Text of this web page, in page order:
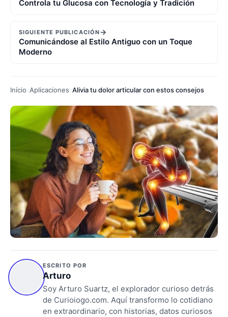
Controla tu Glucosa con Tecnología y Tradición
SIGUIENTE PUBLICACIÓN→
Comunicándose al Estilo Antiguo con un Toque
Moderno
Início Aplicaciones Alivia tu dolor articular con estos consejos
ESCRITO POR
Arturo
Soy Arturo Suartz, el explorador curioso detrás
de Curioiogo.com. Aquí transformo lo cotidiano
en extraordinario, con historias, datos curiosos